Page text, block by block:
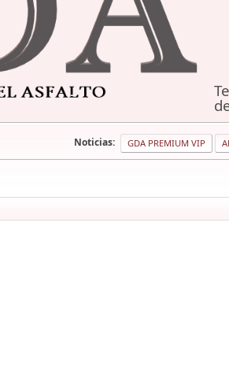
Noticias: GDA PREMIUM VIP